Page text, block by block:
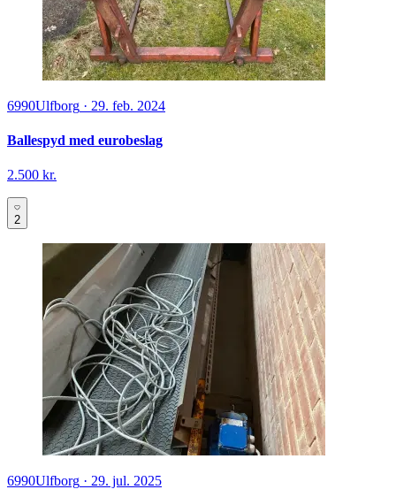
6990Ulfborg · 29. feb. 2024
Ballespyd med eurobeslag
2.500 kr.
2
6990Ulfborg · 29. jul. 2025